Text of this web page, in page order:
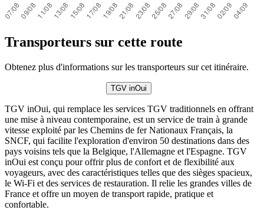
Transporteurs sur cette route
Obtenez plus d'informations sur les transporteurs sur cet itinéraire.
TGV inOui
TGV inOui, qui remplace les services TGV traditionnels en offrant
une mise à niveau contemporaine, est un service de train à grande
vitesse exploité par les Chemins de fer Nationaux Français, la
SNCF, qui facilite l'exploration d'environ 50 destinations dans des
pays voisins tels que la Belgique, l'Allemagne et l'Espagne. TGV
inOui est conçu pour offrir plus de confort et de flexibilité aux
voyageurs, avec des caractéristiques telles que des sièges spacieux,
le Wi-Fi et des services de restauration. Il relie les grandes villes de
France et offre un moyen de transport rapide, pratique et
confortable.